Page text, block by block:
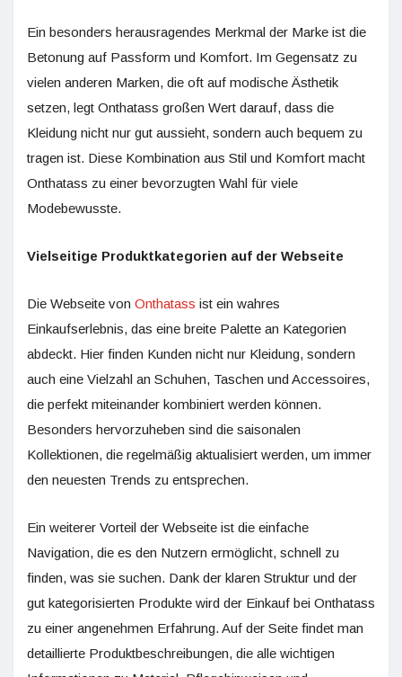
Ein besonders herausragendes Merkmal der Marke ist die
Betonung auf Passform und Komfort. Im Gegensatz zu
vielen anderen Marken, die oft auf modische Ästhetik
setzen, legt Onthatass großen Wert darauf, dass die
Kleidung nicht nur gut aussieht, sondern auch bequem zu
tragen ist. Diese Kombination aus Stil und Komfort macht
Onthatass zu einer bevorzugten Wahl für viele
Modebewusste.
Vielseitige Produktkategorien auf der Webseite
Die Webseite von Onthatass ist ein wahres
Einkaufserlebnis, das eine breite Palette an Kategorien
abdeckt. Hier finden Kunden nicht nur Kleidung, sondern
auch eine Vielzahl an Schuhen, Taschen und Accessoires,
die perfekt miteinander kombiniert werden können.
Besonders hervorzuheben sind die saisonalen
Kollektionen, die regelmäßig aktualisiert werden, um immer
den neuesten Trends zu entsprechen.
Ein weiterer Vorteil der Webseite ist die einfache
Navigation, die es den Nutzern ermöglicht, schnell zu
finden, was sie suchen. Dank der klaren Struktur und der
gut kategorisierten Produkte wird der Einkauf bei Onthatass
zu einer angenehmen Erfahrung. Auf der Seite findet man
detaillierte Produktbeschreibungen, die alle wichtigen